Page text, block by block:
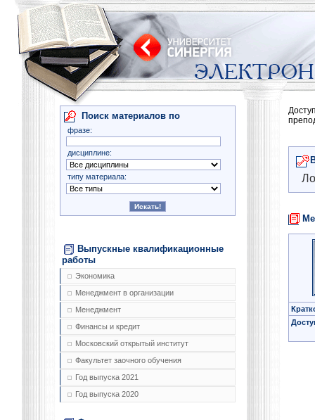
Поиск материалов по
фразе:
дисциплине:
типу материала:
Выпускные квалификационные
работы
Экономика
Менеджмент в организации
Менеджмент
Финансы и кредит
Московский открытый институт
Факультет заочного обучения
Год выпуска 2021
Год выпуска 2020